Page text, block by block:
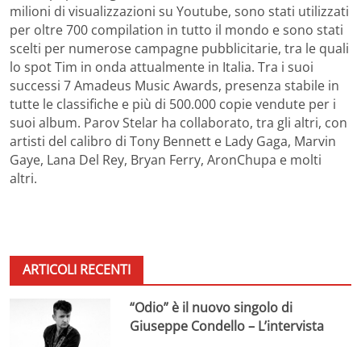
milioni di visualizzazioni su Youtube, sono stati utilizzati
per oltre 700 compilation in tutto il mondo e sono stati
scelti per numerose campagne pubblicitarie, tra le quali
lo spot Tim in onda attualmente in Italia. Tra i suoi
successi 7 Amadeus Music Awards, presenza stabile in
tutte le classifiche e più di 500.000 copie vendute per i
suoi album. Parov Stelar ha collaborato, tra gli altri, con
artisti del calibro di Tony Bennett e Lady Gaga, Marvin
Gaye, Lana Del Rey, Bryan Ferry, AronChupa e molti
altri.
ARTICOLI RECENTI
“Odio” è il nuovo singolo di
Giuseppe Condello – L’intervista